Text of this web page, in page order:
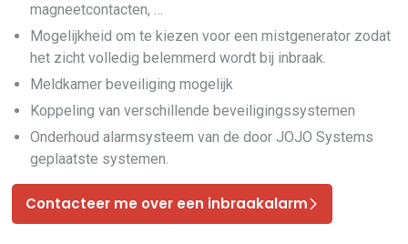
magneetcontacten, …
Mogelijkheid om te kiezen voor een mistgenerator zodat
het zicht volledig belemmerd wordt bij inbraak.
Meldkamer beveiliging mogelijk
Koppeling van verschillende beveiligingssystemen
Onderhoud alarmsysteem van de door JOJO Systems
geplaatste systemen.
Contacteer me over een inbraakalarm